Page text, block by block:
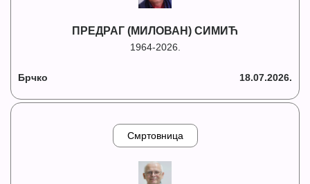
ПРЕДРАГ (МИЛОВАН) СИМИЋ
1964-2026.
Брчко 18.07.2026.
Смртовница